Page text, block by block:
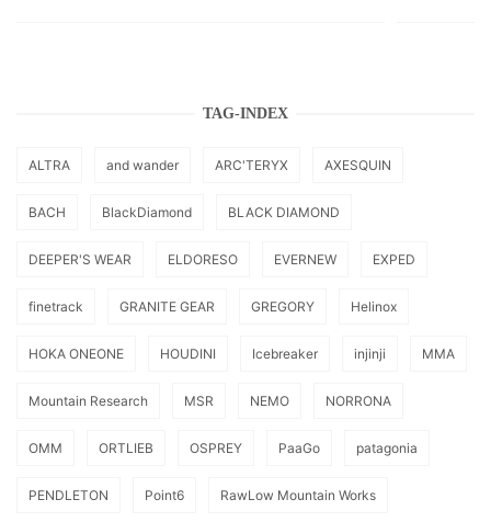
TAG-INDEX
ALTRA and wander ARC'TERYX AXESQUIN
BACH BlackDiamond BLACK DIAMOND
DEEPER'S WEAR ELDORESO EVERNEW EXPED
finetrack GRANITE GEAR GREGORY Helinox
HOKA ONEONE HOUDINI Icebreaker injinji MMA
Mountain Research MSR NEMO NORRONA
OMM ORTLIEB OSPREY PaaGo patagonia
PENDLETON Point6 RawLow Mountain Works